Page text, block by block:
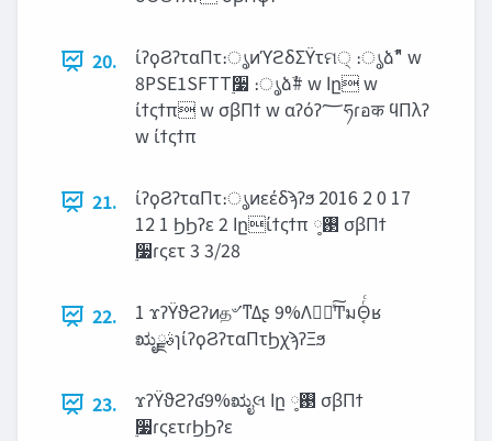
20.
ίʔϙϨʔταΠτ։ൃͷϓϩδΣΫτମ੍ ։ൃձࣾ" w
8PSE1SFTT࣮૷ ։ൃձࣾ# w ‫ا‬ը w
ίϯςϯπ w σβΠϯ w αʔόʔ؅ཧɾอक ϥΠλʔ
w ίϯςϯπ
21.
ίʔϙϨʔταΠτ։ൃͷεέδϡʔϧ 2016 2 0 17
12 1 ϦϦʔε 2 ‫ا‬ըίϯςϯπ ࢓༷ σβΠϯ
࣮૷ɾςετ 3 3/28
22.
1 ϫʔΫϑϩʔͷத৺ʹͳΔʂ 9%Λಋೖͯ͠Ͳ͏มΘ͔ͬͨʁ
ಋೖࣄྫɿίʔϙϨʔταΠτϦχϡʔΞϧ
23.
ϫʔΫϑϩʔʛ9%ಋೖલ ‫ا‬ը ࢓༷ σβΠϯ
࣮૷ɾςετɾϦϦʔε